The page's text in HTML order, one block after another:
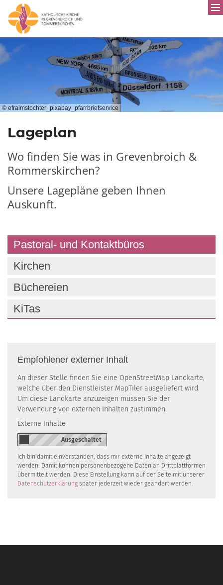
© efraimstochter_pixabay_pfarrbriefservice
Lageplan
Wo finden Sie was in Grevenbroich &
Rommerskirchen?
Unsere Lagepläne geben Ihnen
Auskunft.
Pastoral- und Kontaktbüros
Kirchen
Büchereien
KiTas
Empfohlener externer Inhalt
An dieser Stelle finden Sie eine OpenStreetMap Landkarte,
welche über den Dienstleister MapTiler ausgeliefert wird.
Um diese Landkarte anzuzeigen müssen Sie der
Verwendung von externen Inhalten zustimmen.
Externe Inhalte
Ich bin damit einverstanden, dass mir externe Inhalte angezeigt
werden. Damit können personenbezogene Daten an Drittplattformen
übermittelt werden. Diese Einstellung kann auf der Seite mit unserer
Datenschutzerklärung später jederzeit wieder geändert werden.